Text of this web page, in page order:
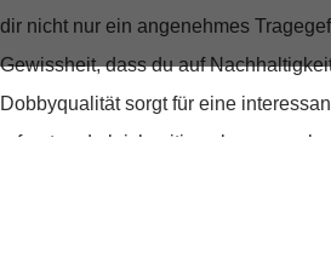
dir nicht nur ein angenehmes
Gewissheit, dass du auf
Dobbyqualität sorgt für eine
erfreut und gleichzeitig sehr